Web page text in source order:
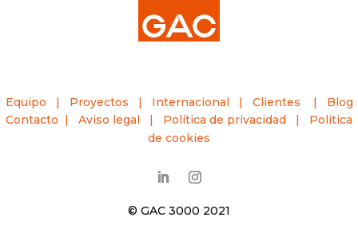
Equipo | Proyectos | Internacional | Clientes |
Blog
Contacto | Aviso legal | Política de privacidad |
Política
de cookies
© GAC 3000 2021